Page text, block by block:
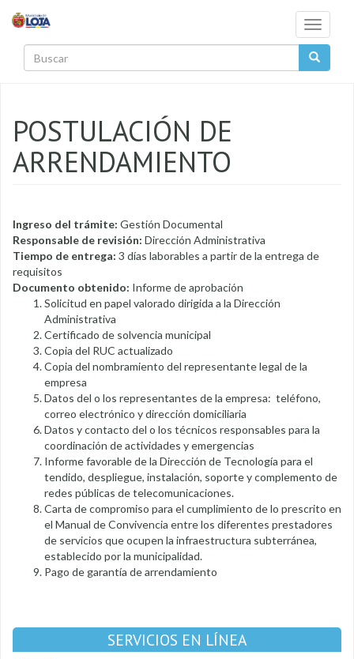
Toggle
POSTULACIÓN DE
ARRENDAMIENTO
Ingreso del trámite: Gestión Documental
Responsable de revisión: Dirección Administrativa
Tiempo de entrega: 3 días laborables a partir de la entrega de
requisitos
Documento obtenido: Informe de aprobación
Solicitud en papel valorado dirigida a la Dirección
Administrativa
Certificado de solvencia municipal
Copia del RUC actualizado
Copia del nombramiento del representante legal de la
empresa
Datos del o los representantes de la empresa: teléfono,
correo electrónico y dirección domiciliaria
Datos y contacto del o los técnicos responsables para la
coordinación de actividades y emergencias
Informe favorable de la Dirección de Tecnología para el
tendido, despliegue, instalación, soporte y complemento de
redes públicas de telecomunicaciones.
Carta de compromiso para el cumplimiento de lo prescrito en
el Manual de Convivencia entre los diferentes prestadores
de servicios que ocupen la infraestructura subterránea,
establecido por la municipalidad.
Pago de garantía de arrendamiento
SERVICIOS EN LÍNEA